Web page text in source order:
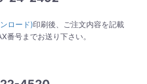
ロード)印刷後、ご注文内容を記載
番号までお送り下さい。